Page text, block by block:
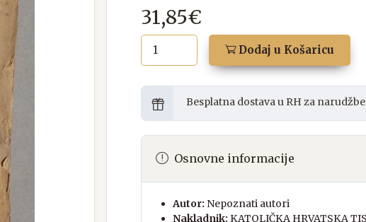
31,85€
Dodaj u Košaricu
Besplatna dostava u RH za
Osnovne informacije
Autor: Nepoznati autori
Nakladnik: KATOLIČKA HRVATSKA